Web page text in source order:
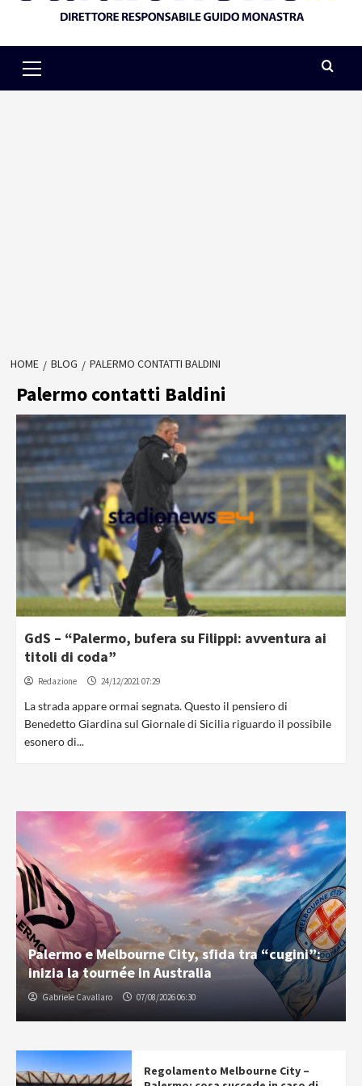
Menu
HOME BLOG PALERMO CONTATTI BALDINI
Palermo contatti Baldini
GdS – “Palermo, bufera su Filippi: avventura ai
titoli di coda”
Redazione 24/12/2021 07:29
La strada appare ormai segnata. Questo il pensiero di
Benedetto Giardina sul Giornale di Sicilia riguardo il possibile
esonero di...
Palermo e Melbourne City, sfida tra “cugini”:
inizia la tournée in Australia
Gabriele Cavallaro 07/08/2026 06:30
Regolamento Melbourne City –